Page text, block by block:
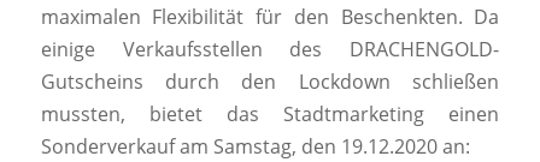
maximalen Flexibilität für den Beschenkten. Da
einige Verkaufsstellen des DRACHENGOLD-
Gutscheins durch den Lockdown schließen
mussten, bietet das Stadtmarketing einen
Sonderverkauf am Samstag, den 19.12.2020 an: